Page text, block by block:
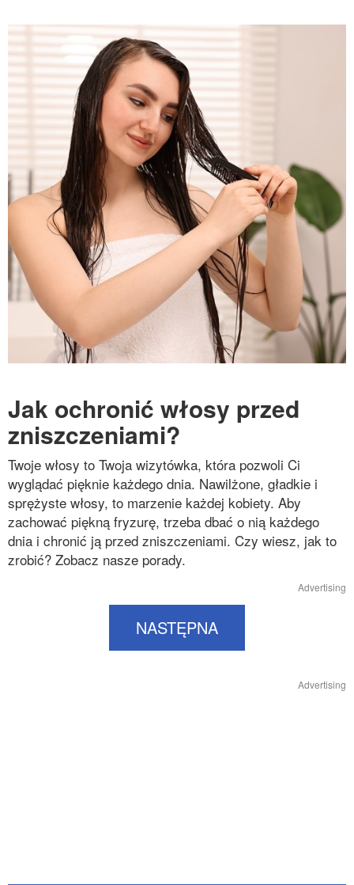
Jak ochronić włosy przed
zniszczeniami?
Twoje włosy to Twoja wizytówka, która pozwoli Ci
wyglądać pięknie każdego dnia. Nawilżone, gładkie i
sprężyste włosy, to marzenie każdej kobiety. Aby
zachować piękną fryzurę, trzeba dbać o nią każdego
dnia i chronić ją przed zniszczeniami. Czy wiesz, jak to
zrobić? Zobacz nasze porady.
Advertising
NASTĘPNA
Advertising